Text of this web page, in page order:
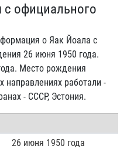
с официального
о Яак Йоала с
26 июня 1950 года.
Место рождения
работали -
- СССР, Эстония.
26 июня 1950 года